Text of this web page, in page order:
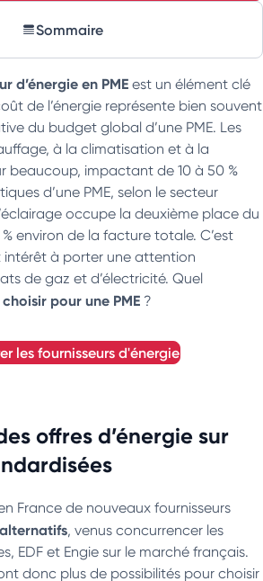
Sommaire
d’énergie en PME est un élément clé
de l’énergie représente bien souvent
du budget global d’une PME. Les
à la climatisation et à la
beaucoup, impactant de 10 à 50 %
d’une PME, selon le secteur
occupe la deuxième place du
environ de la facture totale. C’est
intérêt à porter une attention
de gaz et d’électricité. Quel
pour une PME ?
les fournisseurs d'énergie
offres d’énergie sur
France de nouveaux fournisseurs
, venus concurrencer les
EDF et Engie sur le marché français.
donc plus de possibilités pour choisir